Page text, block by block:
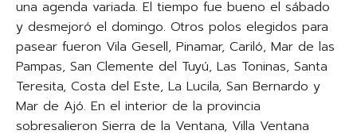
una agenda variada. El tiempo fue bueno el sábado
y desmejoró el domingo. Otros polos elegidos para
pasear fueron Vila Gesell, Pinamar, Cariló, Mar de las
Pampas, San Clemente del Tuyú, Las Toninas, Santa
Teresita, Costa del Este, La Lucila, San Bernardo y
Mar de Ajó. En el interior de la provincia
sobresalieron Sierra de la Ventana, Villa Ventana